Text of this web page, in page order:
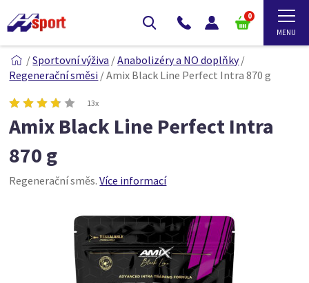
0
/Sportovní výživa /Anabolizéry a NO doplňky/
Regenerační směsi /Amix Black Line Perfect Intra 870 g
13x
Amix Black Line Perfect Intra
870 g
Regenerační směs.Více informací